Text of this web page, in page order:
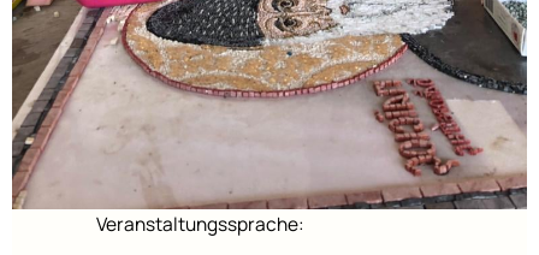
Veranstaltungssprache: